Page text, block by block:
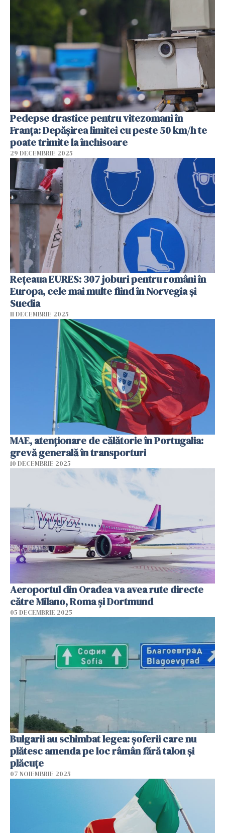
Pedepse drastice pentru vitezomani în
Franța: Depășirea limitei cu peste 50 km/h te
poate trimite la închisoare
29 DECEMBRIE 2025
Rețeaua EURES: 307 joburi pentru români în
Europa, cele mai multe fiind în Norvegia și
Suedia
11 DECEMBRIE 2025
MAE, atenţionare de călătorie în Portugalia:
grevă generală în transporturi
10 DECEMBRIE 2025
Aeroportul din Oradea va avea rute directe
către Milano, Roma şi Dortmund
05 DECEMBRIE 2025
Bulgarii au schimbat legea: șoferii care nu
plătesc amenda pe loc râmân fără talon și
plăcuțe
07 NOIEMBRIE 2025